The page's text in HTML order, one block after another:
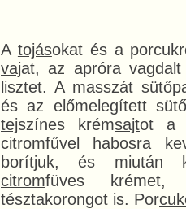
A tojásokat és a
vajat, az apróra
lisztet. A masszát
és az előmelegített
tejszínes krémsajtot
citromfűvel habosra
borítjuk, és miután
citromfüves krémet,
tésztakorongot is. Por